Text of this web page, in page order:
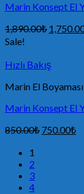
Marin Konsept El
1,890.00₺
Sale!
Hızlı Bakış
Marin El
Marin Konsept El
850.00₺ 750.00₺
1
2
3
4